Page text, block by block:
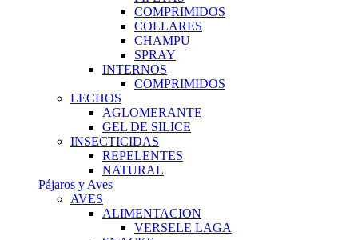
COMPRIMIDOS
COLLARES
CHAMPU
SPRAY
INTERNOS
COMPRIMIDOS
LECHOS
AGLOMERANTE
GEL DE SILICE
INSECTICIDAS
REPELENTES
NATURAL
Pájaros y Aves
AVES
ALIMENTACION
VERSELE LAGA